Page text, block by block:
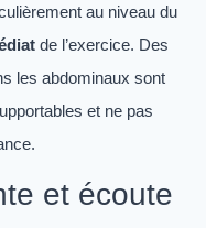
au niveau du
de l’exercice. Des
les abdominaux sont
et ne pas
et écoute